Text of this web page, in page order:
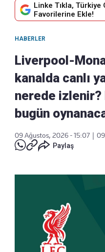
Linke Tıkla,
Favorilerine Ekle!
HABERLER
Liverpool-
kanalda canlı
nerede izlenir?
bugün
09 Ağustos, 2026 - 15:07
Paylaş